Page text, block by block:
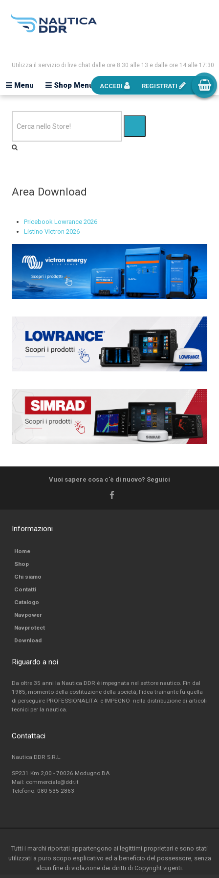
Utilizza il servizio di live chat dalle ore 8:30 alle 13 e dalle ore 14 alle 17:30
Shop Menu
Menu ACCEDI REGISTRATI
Area Download
Pricebook Lowrance 2026
Listino Victron 2026
Vuoi sapere cosa c'è di nuovo? Seguici
Informazioni
Home
Shop
Chi siamo
Contatti
Catalogo
Navpower
Navprotect
Download
Riguardo a noi
Da oltre 35 anni la Nautica DDR è impegnata nel settore nautico. Fin dal
1985, momento della costituzione della società, l'idea trainante fu quella
di perseguire PROFESSIONALITA' e IMPEGNO nella distribuzione di articoli
tecnici per la nautica.
Contattaci
Nautica DDR S.R.L.
SP231 Km 2,00 - 70026 Modugno BA
Mail: commerciale@ddr.it
Telefono: 080 535 2863
Tutti i marchi riportati appartengono ai legittimi proprietari e sono stati
utilizzati a puro scopo esplicativo ed a beneficio del possessore, senza
alcun fine di violazione dei diritti di Copyright vigenti.